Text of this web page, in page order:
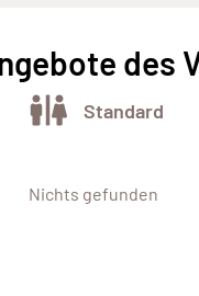
des
Standard
Nichts gefunden